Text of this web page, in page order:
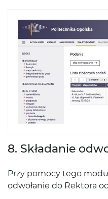
8. Składanie
Przy pomocy tego
odwołanie do Rektora